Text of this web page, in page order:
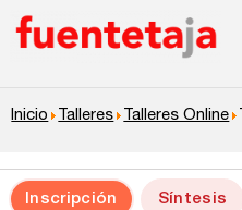
Inicio Talleres Talleres Online
Inscripción Síntesis